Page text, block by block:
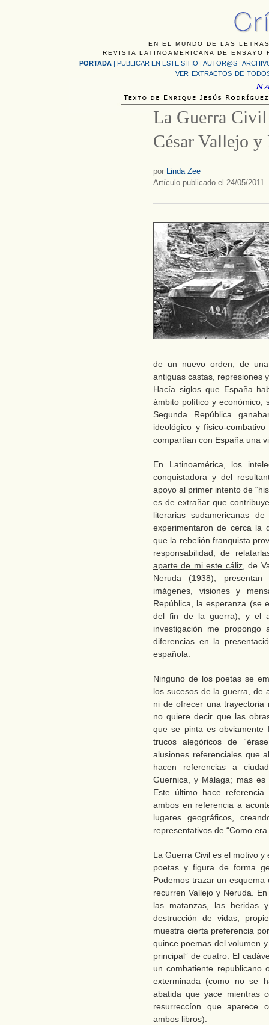
EN EL MUNDO DE LAS
REVISTA LATINOAMERICANA DE
PORTADA | PUBLICAR EN ESTE SITIO | AUTOR@S |
VER EXTRACTOS DE
La Guerra Civil
César Vallejo y
por Linda Zee
Artículo publicado el 24/05/2011
de un nuevo orden, de
antiguas castas, represiones
Hacía siglos que España
ámbito político y económico;
Segunda República
ideológico y físico-
compartían con España una
En Latinoamérica, los
conquistadora y del
apoyo al primer intento de
es de extrañar que
literarias sudamericanas
experimentaron de cerca la
que la rebelión franquista
responsabilidad, de
aparte de mi este cáliz, de
Neruda (1938),
imágenes, visiones y
República, la esperanza (se
del fin de la guerra), y el
investigación me
diferencias en la
española.
Ninguno de los poetas se
los sucesos de la guerra, de
ni de ofrecer una trayectoria
no quiere decir que las
que se pinta es obviamente
trucos alegóricos de
alusiones referenciales que
hacen referencias a
Guernica, y Málaga; mas
Este último hace
ambos en referencia a
lugares geográficos,
representativos de “Como era
La Guerra Civil es el motivo
poetas y figura de forma
Podemos trazar un
recurren Vallejo y Neruda.
las matanzas, las heridas
destrucción de vidas,
muestra cierta preferencia
quince poemas del volumen
principal” de cuatro. El
un combatiente
exterminada (como no se
abatida que yace mientras
resurreccíon que aparece
ambos libros).